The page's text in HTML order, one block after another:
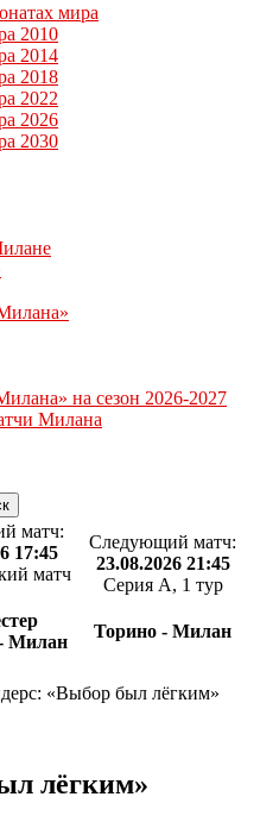
мира
2010
2014
2018
2022
2026
2030
на сезон 2026-2027
Милана
матч:
17:45
матч
Милан
Следующий матч:
23.08.2026 21:45
Серия А, 1 тур
Торино - Милан
«Выбор был лёгким»
лёгким»